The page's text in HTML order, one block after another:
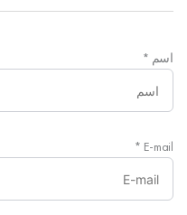
اسم *
E-mail
*